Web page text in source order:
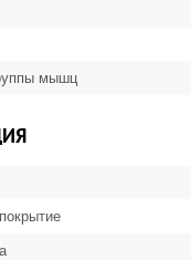
мышц